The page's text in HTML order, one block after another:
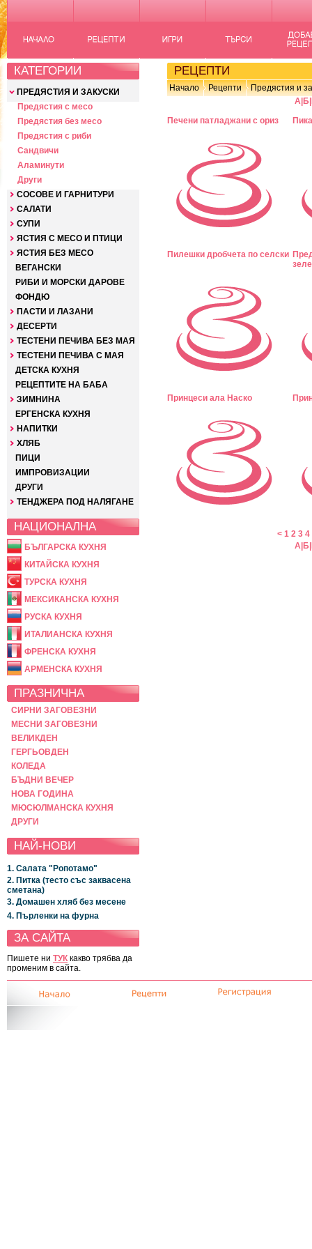
КАТЕГОРИИ
ПРЕДЯСТИЯ И ЗАКУСКИ
Предястия с месо
Предястия без месо
Предястия с риби
Сандвичи
Аламинути
Други
СОСОВЕ И ГАРНИТУРИ
САЛАТИ
СУПИ
ЯСТИЯ С МЕСО И ПТИЦИ
ЯСТИЯ БЕЗ МЕСО
ВЕГАНСКИ
РИБИ И МОРСКИ ДАРОВЕ
ФОНДЮ
ПАСТИ И ЛАЗАНИ
ДЕСЕРТИ
ТЕСТЕНИ ПЕЧИВА БЕЗ МАЯ
ТЕСТЕНИ ПЕЧИВА С МАЯ
ДЕТСКА КУХНЯ
РЕЦЕПТИТЕ НА БАБА
ЗИМНИНА
ЕРГЕНСКА КУХНЯ
НАПИТКИ
ХЛЯБ
ПИЦИ
ИМПРОВИЗАЦИИ
ДРУГИ
ТЕНДЖЕРА ПОД НАЛЯГАНЕ
НАЦИОНАЛНА
БЪЛГАРСКА КУХНЯ
КИТАЙСКА КУХНЯ
ТУРСКА КУХНЯ
МЕКСИКАНСКА КУХНЯ
РУСКА КУХНЯ
ИТАЛИАНСКА КУХНЯ
ФРЕНСКА КУХНЯ
АРМЕНСКА КУХНЯ
ПРАЗНИЧНА
СИРНИ ЗАГОВЕЗНИ
МЕСНИ ЗАГОВЕЗНИ
ВЕЛИКДЕН
ГЕРГЬОВДЕН
КОЛЕДА
БЪДНИ ВЕЧЕР
НОВА ГОДИНА
МЮСЮЛМАНСКА КУХНЯ
ДРУГИ
НАЙ-НОВИ
1. Салата "Ропотамо"
2. Питка (тесто със заквасена
сметана)
3. Домашен хляб без месене
4. Пърленки на фурна
ЗА САЙТА
Пишете ни ТУК какво трябва да
променим в сайта.
РЕЦЕПТИ
Начало Рецепти
Предястия и
А Б
Печени патладжани с ориз
Пилешки дробчета по селски
зеле
Принцеси ала Наско
< 1 2 3 4
А Б